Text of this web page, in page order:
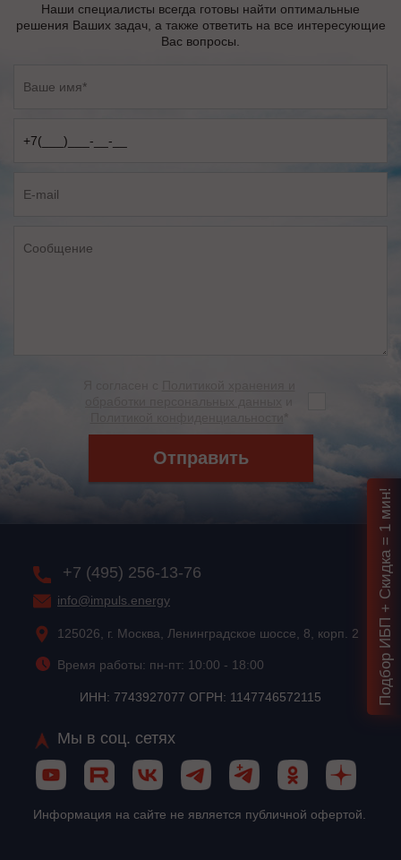
Наши специалисты всегда готовы найти оптимальные
решения Ваших задач, а также ответить на все интересующие
Вас вопросы.
Отправить
+7 (495) 256-13-76
info@impuls.energy
125026, г. Москва, Ленинградское шоссе, 8, корп. 2
Время работы: пн-пт: 10:00 - 18:00
ИНН: 7743927077 ОГРН: 1147746572115
Мы в соц. сетях
Информация на сайте не является публичной офертой.
Подбор ИБП + Скидка = 1 мин!